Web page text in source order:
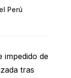
Perú
impedido de
tras